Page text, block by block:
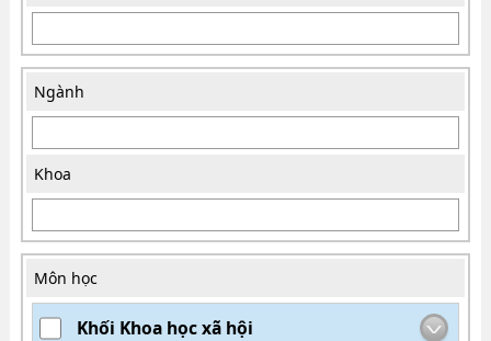
Ngành
Khoa
Môn học
Khối Khoa học xã hội